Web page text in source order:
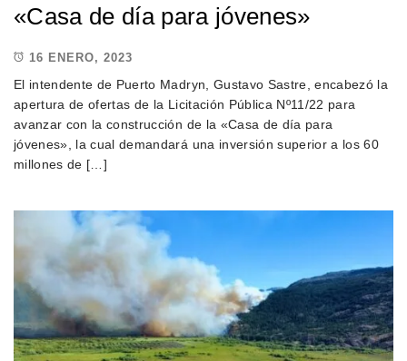
«Casa de día para jóvenes»
16 ENERO, 2023
El intendente de Puerto Madryn, Gustavo Sastre, encabezó la
apertura de ofertas de la Licitación Pública Nº11/22 para
avanzar con la construcción de la «Casa de día para
jóvenes», la cual demandará una inversión superior a los 60
millones de […]